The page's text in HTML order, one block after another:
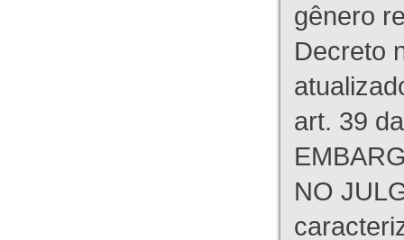
gênero
Decreto
art. 39
NO